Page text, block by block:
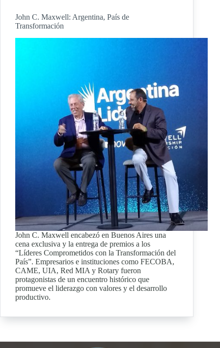
John C. Maxwell: Argentina, País de
Transformación
John C. Maxwell encabezó en Buenos Aires una
cena exclusiva y la entrega de premios a los
“Líderes Comprometidos con la Transformación del
País”. Empresarios e instituciones como FECOBA,
CAME, UIA, Red MIA y Rotary fueron
protagonistas de un encuentro histórico que
promueve el liderazgo con valores y el desarrollo
productivo.